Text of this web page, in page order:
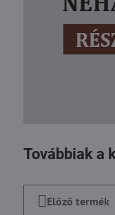
Továbbiak a
Előző termék